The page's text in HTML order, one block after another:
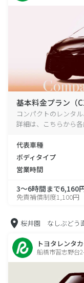
基本料金プラン（
コンパクトのレンタ
詳細は、こちらから各
代表車種
ボディタイプ
営業時間
3～6時間まで6,160
免責補償制度1,100円
桜井園 なしぶどう
トヨタレンタ
船橋市習志野台